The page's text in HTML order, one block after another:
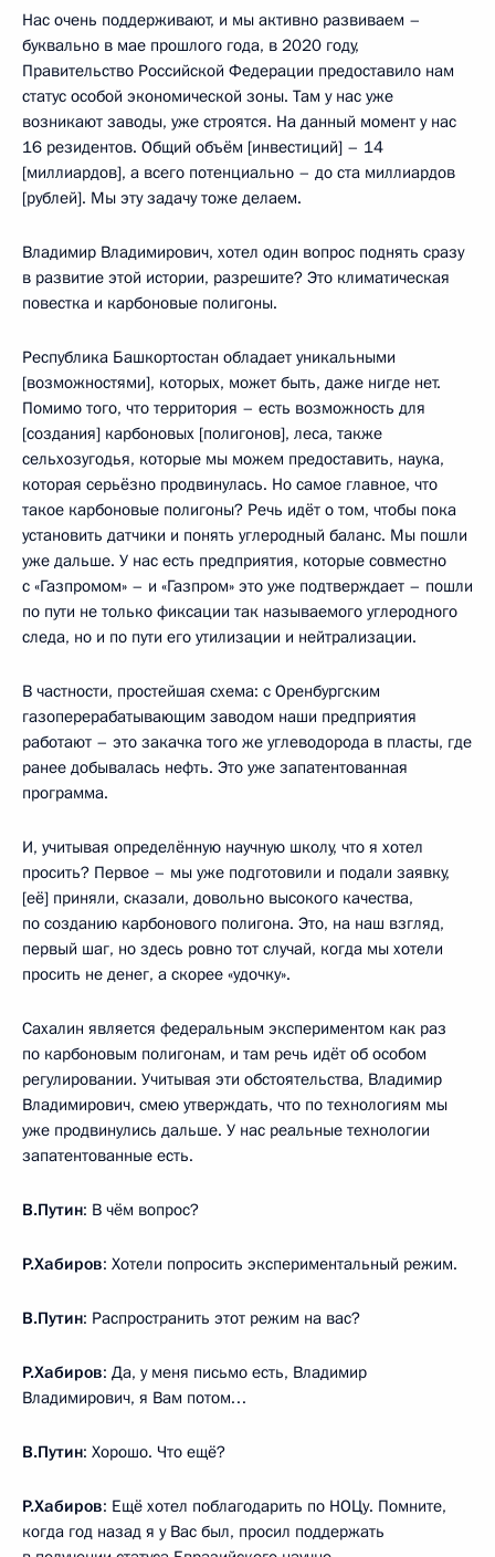
Нас очень поддерживают, и мы активно развиваем –
буквально в мае прошлого года, в 2020 году,
Правительство Российской Федерации предоставило нам
статус особой экономической зоны. Там у нас уже
возникают заводы, уже строятся. На данный момент у нас
16 резидентов. Общий объём [инвестиций] – 14
[миллиардов], а всего потенциально – до ста миллиардов
[рублей]. Мы эту задачу тоже делаем.
Владимир Владимирович, хотел один вопрос поднять сразу
в развитие этой истории, разрешите? Это климатическая
повестка и карбоновые полигоны.
Республика Башкортостан обладает уникальными
[возможностями], которых, может быть, даже нигде нет.
Помимо того, что территория – есть возможность для
[создания] карбоновых [полигонов], леса, также
сельхозугодья, которые мы можем предоставить, наука,
которая серьёзно продвинулась. Но самое главное, что
такое карбоновые полигоны? Речь идёт о том, чтобы пока
установить датчики и понять углеродный баланс. Мы пошли
уже дальше. У нас есть предприятия, которые совместно
с «Газпромом» – и «Газпром» это уже подтверждает – пошли
по пути не только фиксации так называемого углеродного
следа, но и по пути его утилизации и нейтрализации.
В частности, простейшая схема: с Оренбургским
газоперерабатывающим заводом наши предприятия
работают – это закачка того же углеводорода в пласты, где
ранее добывалась нефть. Это уже запатентованная
программа.
И, учитывая определённую научную школу, что я хотел
просить? Первое – мы уже подготовили и подали заявку,
[её] приняли, сказали, довольно высокого качества,
по созданию карбонового полигона. Это, на наш взгляд,
первый шаг, но здесь ровно тот случай, когда мы хотели
просить не денег, а скорее «удочку».
Сахалин является федеральным экспериментом как раз
по карбоновым полигонам, и там речь идёт об особом
регулировании. Учитывая эти обстоятельства, Владимир
Владимирович, смею утверждать, что по технологиям мы
уже продвинулись дальше. У нас реальные технологии
запатентованные есть.
В.Путин: В чём вопрос?
Р.Хабиров: Хотели попросить экспериментальный режим.
В.Путин: Распространить этот режим на вас?
Р.Хабиров: Да, у меня письмо есть, Владимир
Владимирович, я Вам потом…
В.Путин: Хорошо. Что ещё?
Р.Хабиров: Ещё хотел поблагодарить по НОЦу. Помните,
когда год назад я у Вас был, просил поддержать